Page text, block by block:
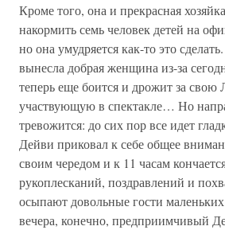
Кроме того, она и прекрасная
накормить семь человек детей на
но она умудряется как-то это
вынесла добрая женщина из-за
теперь еще боится и дрожит за свою
участвующую в спектакле… Но
тревожится: до сих пор все идет
Дейви приковал к себе общее
своим чередом и к 11 часам
рукоплесканий, поздравлений и
осыпают довольные гости
вечера, конечно, предприимчивый